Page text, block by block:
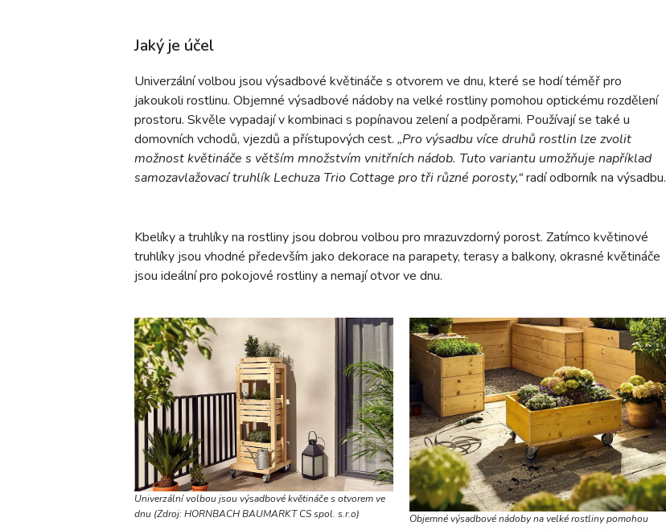
Jaký je účel
Univerzální volbou jsou výsadbové květináče s otvorem ve dnu, které se hodí téměř pro
jakoukoli rostlinu. Objemné výsadbové nádoby na velké rostliny pomohou optickému rozdělení
prostoru. Skvěle vypadají v kombinaci s popínavou zelení a podpěrami. Používají se také u
domovních vchodů, vjezdů a přístupových cest. „Pro výsadbu více druhů rostlin lze zvolit
možnost květináče s větším množstvím vnitřních nádob. Tuto variantu umožňuje například
samozavlažovací truhlík Lechuza Trio Cottage pro tři různé porosty,“radí odborník na výsadbu.
Kbelíky a truhlíky na rostliny jsou dobrou volbou pro mrazuvzdorný porost. Zatímco květinové
truhlíky jsou vhodné především jako dekorace na parapety, terasy a balkony, okrasné květináče
jsou ideální pro pokojové rostliny a nemají otvor ve dnu.
Univerzální volbou jsou výsadbové květináče s otvorem ve
dnu (Zdroj: HORNBACH BAUMARKT CS spol. s.r.o)
Objemné výsadbové nádoby na velké rostliny pomohou